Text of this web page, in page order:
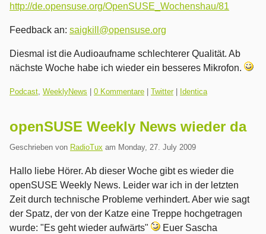
http://de.opensuse.org/OpenSUSE_Wochenshau/81
Feedback an: saigkill@opensuse.org
Diesmal ist die Audioaufname schlechterer Qualität. Ab
nächste Woche habe ich wieder ein besseres Mikrofon.
Kategorien:
Podcast, WeeklyNews 0 Kommentare Twitter| Identica
openSUSE Weekly News wieder da
Geschrieben von RadioTux am Monday, 27. July 2009
Hallo liebe Hörer. Ab dieser Woche gibt es wieder die
openSUSE Weekly News. Leider war ich in der letzten
Zeit durch technische Probleme verhindert. Aber wie sagt
der Spatz, der von der Katze eine Treppe hochgetragen
wurde: "Es geht wieder aufwärts"
Euer Sascha